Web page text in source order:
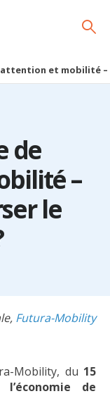
et mobilité
de
–
le
Futura-Mobility
Mobility, du 15
l’économie de